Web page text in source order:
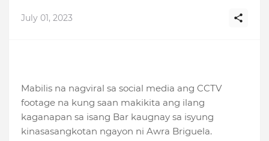
July 01, 2023
Mabilis na nagviral sa social media ang CCTV
footage na kung saan makikita ang ilang
kaganapan sa isang Bar kaugnay sa isyung
kinasasangkotan ngayon ni Awra Briguela.